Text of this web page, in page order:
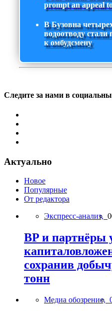
prompt an appeal
В Бузовна
водоотводу
к омбудсмену
Следите за нами в
Актуально
Новое
Популярные
От редактора
Экспресс-анализ,
BP и партнёры
сохранив
тонн
Медиа обозрение,